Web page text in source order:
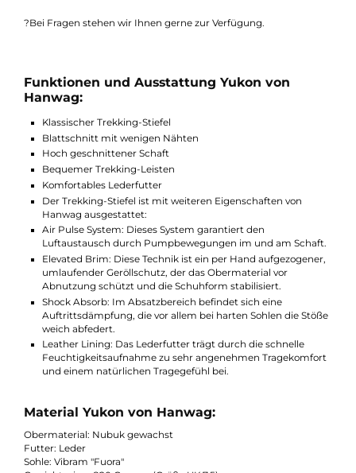
Auftrittsdämpfung sowie abrollunterstützende,
Kategorie: B/C
Der Yukon ist auch in Wide erhältlich: Yukon Wide
?Bei Fragen stehen wir Ihnen gerne zur Verfügung.
Funktionen und Ausstattung Yukon von
Hanwag:
Klassischer Trekking-Stiefel
Blattschnitt mit wenigen Nähten
Hoch geschnittener Schaft
Bequemer Trekking-Leisten
Komfortables Lederfutter
Der Trekking-Stiefel ist mit weiteren Eigenschaften von
Luftaustausch durch Pumpbewegungen im und am
Elevated Brim: Diese Technik ist ein per Hand
umlaufender Geröllschutz, der das Obermaterial vor
Abnutzung schützt und die Schuhform stabilisiert.